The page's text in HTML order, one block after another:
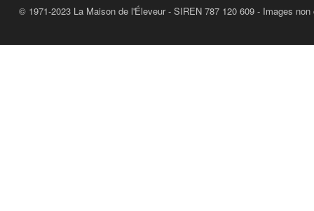
© 1971-2023 La Maison de l'Éleveur - SIREN 787 120 609 - Images